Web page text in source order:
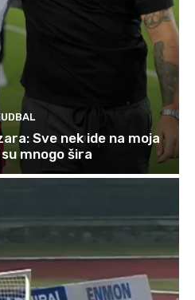
Sve nek ide na moja
mnogo šira